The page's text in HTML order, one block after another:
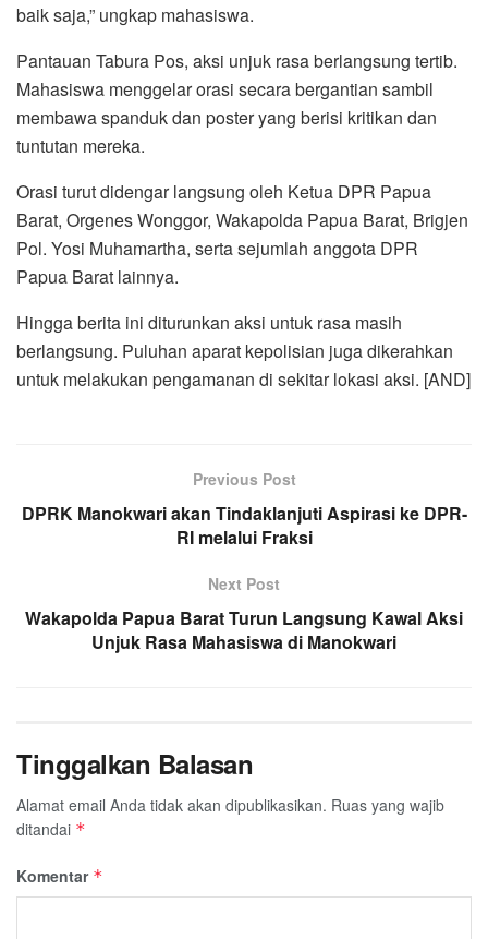
baik saja,” ungkap mahasiswa.
Pantauan Tabura Pos, aksi unjuk rasa berlangsung tertib.
Mahasiswa menggelar orasi secara bergantian sambil
membawa spanduk dan poster yang berisi kritikan dan
tuntutan mereka.
Orasi turut didengar langsung oleh Ketua DPR Papua
Barat, Orgenes Wonggor, Wakapolda Papua Barat, Brigjen
Pol. Yosi Muhamartha, serta sejumlah anggota DPR
Papua Barat lainnya.
Hingga berita ini diturunkan aksi untuk rasa masih
berlangsung. Puluhan aparat kepolisian juga dikerahkan
untuk melakukan pengamanan di sekitar lokasi aksi. [AND]
Previous Post
DPRK Manokwari akan Tindaklanjuti Aspirasi ke DPR-
RI melalui Fraksi
Next Post
Wakapolda Papua Barat Turun Langsung Kawal Aksi
Unjuk Rasa Mahasiswa di Manokwari
Tinggalkan Balasan
Alamat email Anda tidak akan dipublikasikan. Ruas yang wajib
ditandai *
Komentar *